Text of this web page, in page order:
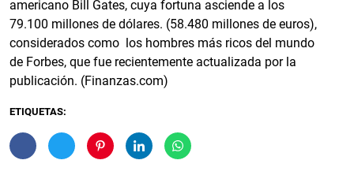
americano Bill Gates, cuya fortuna asciende a los
79.100 millones de dólares. (58.480 millones de euros),
considerados como los hombres más ricos del mundo
de Forbes, que fue recientemente actualizada por la
publicación. (Finanzas.com)
ETIQUETAS: